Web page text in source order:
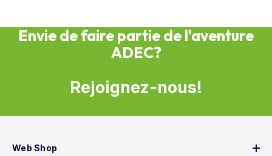
Envie de faire partie de l'aventure
ADEC?
Rejoignez-nous!
Web Shop